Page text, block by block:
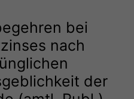
bei
nach
der